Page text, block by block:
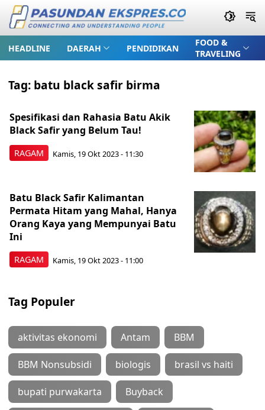
HEADLINE DAERAH PENDIDIKAN
FOOD &
TRAVELING
Tag: batu black safir birma
RAGAM
Spesifikasi dan Rahasia Batu Akik
Black Safir yang Belum Tau!
Kamis, 19 Okt 2023 - 11:30
RAGAM
Batu Black Safir Kalimantan
Permata Hitam yang Mahal, Hanya
Orang Kaya yang Mempunyai Batu
Ini
Kamis, 19 Okt 2023 - 11:00
Tag Populer
aktivitas ekonomi Antam BBM
BBM Nonsubsidi biologis brasil vs haiti
bupati purwakarta Buyback